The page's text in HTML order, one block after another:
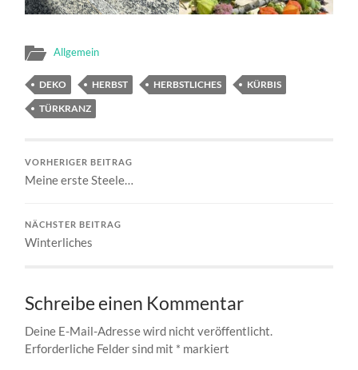
Allgemein
DEKO HERBST HERBSTLICHES
KÜRBIS
TÜRKRANZ
VORHERIGER BEITRAG
Meine erste Steele…
NÄCHSTER BEITRAG
Winterliches
Schreibe einen Kommentar
Deine E-Mail-Adresse wird nicht veröffentlicht.
Erforderliche Felder sind mit * markiert